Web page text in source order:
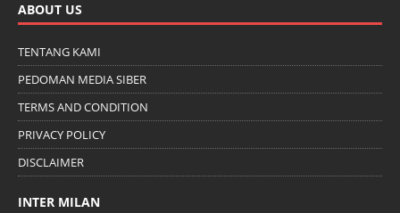
ABOUT US
TENTANG KAMI
PEDOMAN MEDIA SIBER
TERMS AND CONDITION
PRIVACY POLICY
DISCLAIMER
INTER MILAN